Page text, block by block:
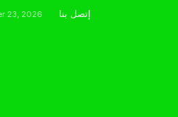
مع باير ليفركوزن لمواجهة أولمبياكوس
إتصل بنا